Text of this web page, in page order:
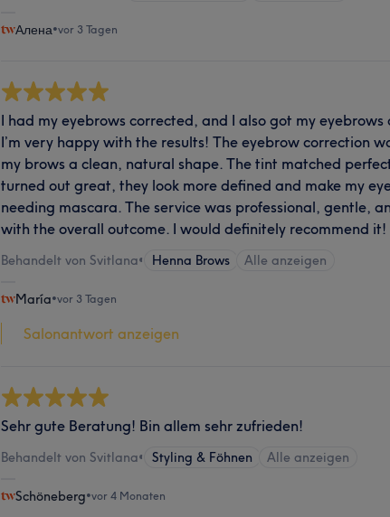
Алена•vor 3 Tagen
I had my eyebrows corrected, and I also got my eyebrows
I’m very happy with the results! The eyebrow correction
my brows a clean, natural shape. The tint matched
turned out great, they look more defined and make my
needing mascara. The service was professional, gentle,
with the overall outcome. I would definitely recommend it!
Behandelt von Svitlana• Henna Brows Alle anzeigen
María•vor 3 Tagen
Salonantwort anzeigen
Sehr gute Beratung! Bin allem sehr zufrieden!
Behandelt von Svitlana• Styling & Föhnen Alle anzeigen
Schöneberg•vor 4 Monaten